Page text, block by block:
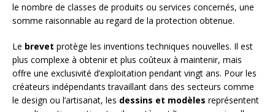
le nombre de classes de produits ou services concernés, une
somme raisonnable au regard de la protection obtenue.
Le brevet protège les inventions techniques nouvelles. Il est
plus complexe à obtenir et plus coûteux à maintenir, mais
offre une exclusivité d’exploitation pendant vingt ans. Pour les
créateurs indépendants travaillant dans des secteurs comme
le design ou l’artisanat, les dessins et modèles représentent